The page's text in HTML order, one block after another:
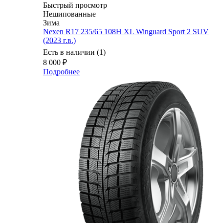
Быстрый просмотр
Нешипованные
Зима
Nexen R17 235/65 108H XL Winguard Sport 2 SUV
(2023 г.в.)
Есть в наличии (1)
8 000 ₽
Подробнее